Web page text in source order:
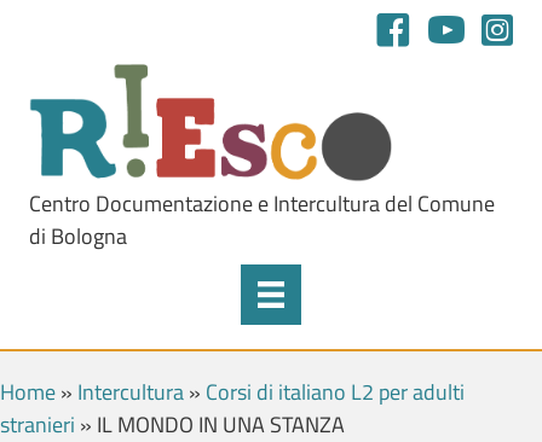
Centro Documentazione e Intercultura del Comune
di Bologna
Home» Intercultura» Corsi di italiano L2 per adulti
stranieri » IL MONDO IN UNA STANZA